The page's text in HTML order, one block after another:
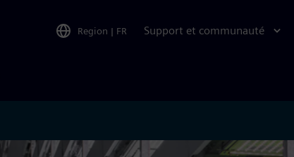
Region | FR Support et communauté